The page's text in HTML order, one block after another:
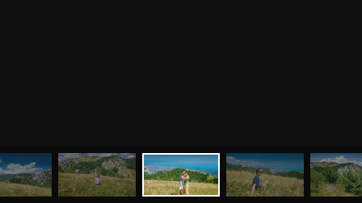
ЙОГА СЕМИНАРЫ МЕНЮ О НАС МАГАЗИН